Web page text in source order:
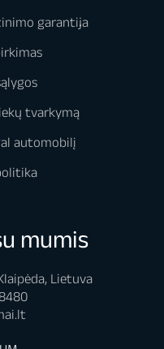
garantija
tvarkymą
automobilį
mumis
Lietuva